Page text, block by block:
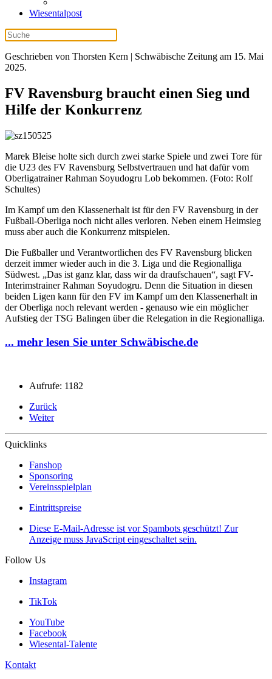
Wiesentalpost
Geschrieben von Thorsten Kern | Schwäbische Zeitung am 15. Mai
2025.
FV Ravensburg braucht einen Sieg und
Hilfe der Konkurrenz
Marek Bleise holte sich durch zwei starke Spiele und zwei Tore für
die U23 des FV Ravensburg Selbstvertrauen und hat dafür vom
Oberligatrainer Rahman Soyudogru Lob bekommen. (Foto: Rolf
Schultes)
Im Kampf um den Klassenerhalt ist für den FV Ravensburg in der
Fußball-Oberliga noch nicht alles verloren. Neben einem Heimsieg
muss aber auch die Konkurrenz mitspielen.
Die Fußballer und Verantwortlichen des FV Ravensburg blicken
derzeit immer wieder auch in die 3. Liga und die Regionalliga
Südwest. „Das ist ganz klar, dass wir da draufschauen“, sagt FV-
Interimstrainer Rahman Soyudogru. Denn die Situation in diesen
beiden Ligen kann für den FV im Kampf um den Klassenerhalt in
der Oberliga noch relevant werden - genauso wie ein möglicher
Aufstieg der TSG Balingen über die Relegation in die Regionalliga.
... mehr lesen Sie unter Schwäbische.de
Aufrufe: 1182
Zurück
Weiter
Quicklinks
Fanshop
Sponsoring
Vereinsspielplan
Eintrittspreise
Diese E-Mail-Adresse ist vor Spambots geschützt! Zur
Anzeige muss JavaScript eingeschaltet sein.
Follow Us
Instagram
TikTok
YouTube
Facebook
Wiesental-Talente
Kontakt